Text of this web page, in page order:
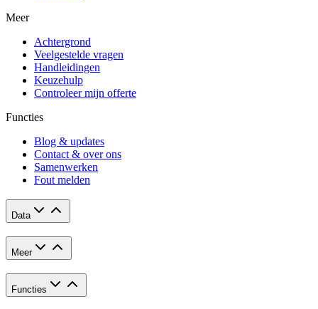
Meer
Achtergrond
Veelgestelde vragen
Handleidingen
Keuzehulp
Controleer mijn offerte
Functies
Blog & updates
Contact & over ons
Samenwerken
Fout melden
Data
Meer
Functies